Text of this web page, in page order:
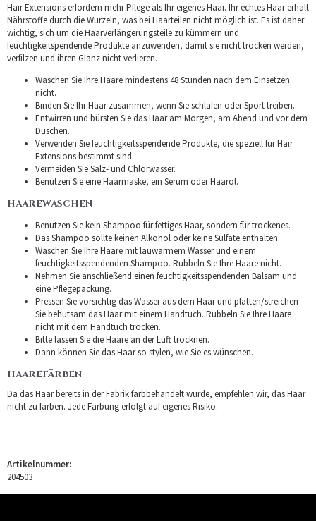
Hair Extensions erfordern mehr Pflege als Ihr eigenes Haar. Ihr echtes Haar erhält
Nährstoffe durch die Wurzeln, was bei Haarteilen nicht möglich ist. Es ist daher
wichtig, sich um die Haarverlängerungsteile zu kümmern und
feuchtigkeitspendende Produkte anzuwenden, damit sie nicht trocken werden,
verfilzen und ihren Glanz nicht verlieren.
Waschen Sie Ihre Haare mindestens 48 Stunden nach dem Einsetzen
nicht.
Binden Sie Ihr Haar zusammen, wenn Sie schlafen oder Sport treiben.
Entwirren und bürsten Sie das Haar am Morgen, am Abend und vor dem
Duschen.
Verwenden Sie feuchtigkeitsspendende Produkte, die speziell für Hair
Extensions bestimmt sind.
Vermeiden Sie Salz- und Chlorwasser.
Benutzen Sie eine Haarmaske, ein Serum oder Haaröl.
HAAREWASCHEN
Benutzen Sie kein Shampoo für fettiges Haar, sondern für trockenes.
Das Shampoo sollte keinen Alkohol oder keine Sulfate enthalten.
Waschen Sie Ihre Haare mit lauwarmem Wasser und einem
feuchtigkeitsspendenden Shampoo. Rubbeln Sie Ihre Haare nicht.
Nehmen Sie anschließend einen feuchtigkeitsspendenden Balsam und
eine Pflegepackung.
Pressen Sie vorsichtig das Wasser aus dem Haar und plätten/streichen
Sie behutsam das Haar mit einem Handtuch. Rubbeln Sie Ihre Haare
nicht mit dem Handtuch trocken.
Bitte lassen Sie die Haare an der Luft trocknen.
Dann können Sie das Haar so stylen, wie Sie es wünschen.
HAAREFÄRBEN
Da das Haar bereits in der Fabrik farbbehandelt wurde, empfehlen wir, das Haar
nicht zu färben. Jede Färbung erfolgt auf eigenes Risiko.
Artikelnummer:
204503